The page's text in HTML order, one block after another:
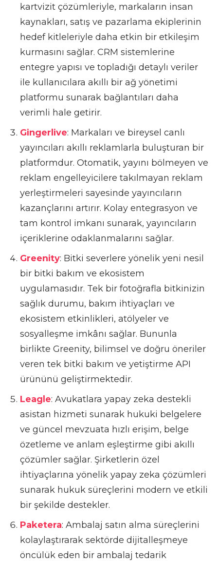
kartvizit çözümleriyle, markaların insan
kaynakları, satış ve pazarlama ekiplerinin
hedef kitleleriyle daha etkin bir etkileşim
kurmasını sağlar. CRM sistemlerine
entegre yapısı ve topladığı detaylı veriler
ile kullanıcılara akıllı bir ağ yönetimi
platformu sunarak bağlantıları daha
verimli hale getirir.
Gingerlive: Markaları ve bireysel canlı
yayıncıları akıllı reklamlarla buluşturan bir
platformdur. Otomatik, yayını bölmeyen ve
reklam engelleyicilere takılmayan reklam
yerleştirmeleri sayesinde yayıncıların
kazançlarını artırır. Kolay entegrasyon ve
tam kontrol imkanı sunarak, yayıncıların
içeriklerine odaklanmalarını sağlar.
Greenity: Bitki severlere yönelik yeni nesil
bir bitki bakım ve ekosistem
uygulamasıdır. Tek bir fotoğrafla bitkinizin
sağlık durumu, bakım ihtiyaçları ve
ekosistem etkinlikleri, atölyeler ve
sosyalleşme imkânı sağlar. Bununla
birlikte Greenity, bilimsel ve doğru öneriler
veren tek bitki bakım ve yetiştirme API
ürününü geliştirmektedir.
Leagle: Avukatlara yapay zeka destekli
asistan hizmeti sunarak hukuki belgelere
ve güncel mevzuata hızlı erişim, belge
özetleme ve anlam eşleştirme gibi akıllı
çözümler sağlar. Şirketlerin özel
ihtiyaçlarına yönelik yapay zeka çözümleri
sunarak hukuk süreçlerini modern ve etkili
bir şekilde destekler.
Paketera: Ambalaj satın alma süreçlerini
kolaylaştırarak sektörde dijitalleşmeye
öncülük eden bir ambalaj tedarik